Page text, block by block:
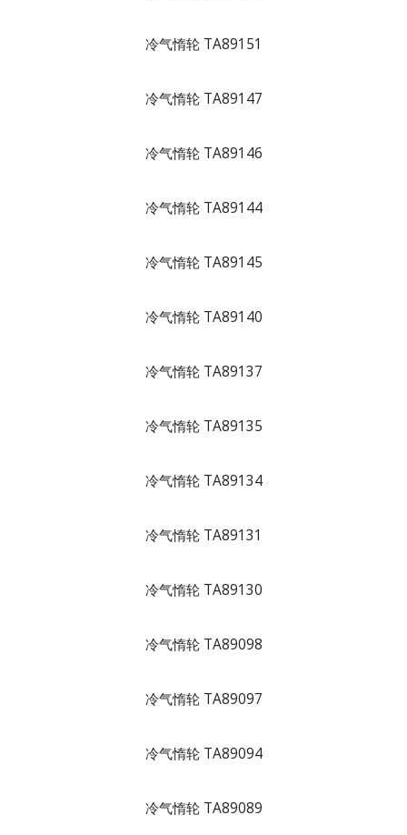
冷气惰轮 TA89151
冷气惰轮 TA89147
冷气惰轮 TA89146
冷气惰轮 TA89144
冷气惰轮 TA89145
冷气惰轮 TA89140
冷气惰轮 TA89137
冷气惰轮 TA89135
冷气惰轮 TA89134
冷气惰轮 TA89131
冷气惰轮 TA89130
冷气惰轮 TA89098
冷气惰轮 TA89097
冷气惰轮 TA89094
冷气惰轮 TA89089